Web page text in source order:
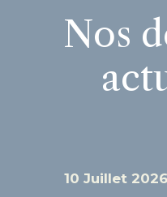
Nos
10 Juillet 2026